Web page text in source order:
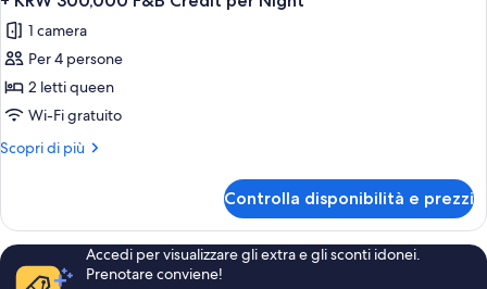
+
KRW
150,000
F&B
Credit
per
Beverage
Benefits
+
KRW
F&B
le
foto
per
[Dining
Box]
CABIN
&
Beverage
Benefits
1 camera
Per 4 persone
2 letti queen
Wi-Fi gratuito
Scopri di più
Altri
Box]
CABIN
U
(Food
Controlla disponibilità e prezzi
Accedi per visualizzare gli extra e gli sconti idonei.
Prenotare conviene!